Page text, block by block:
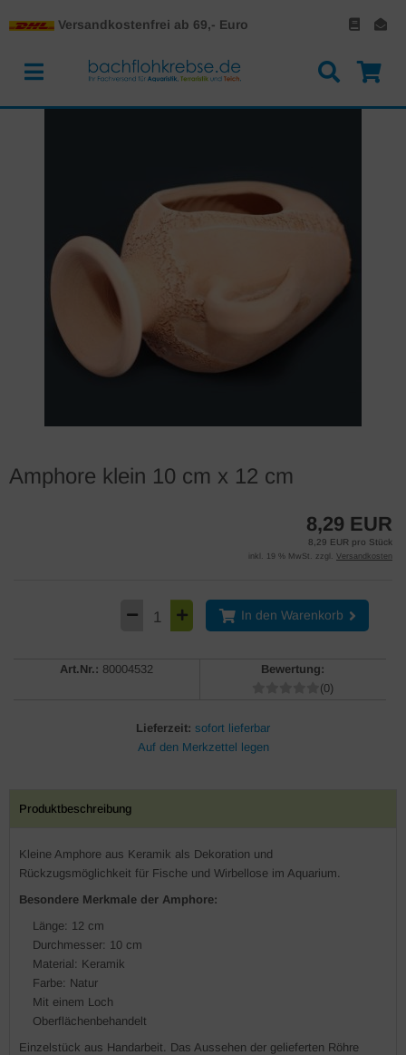
Versandkostenfrei ab 69,- Euro
Amphore klein 10 cm x 12 cm
8,29 EUR
8,29 EUR pro Stück
inkl. 19 % MwSt. zzgl. Versandkosten
In den Warenkorb
Art.Nr.: 80004532
Bewertung:
(0)
Lieferzeit: sofort lieferbar
Produktbeschreibung
Kleine Amphore aus Keramik als Dekoration und
Rückzugsmöglichkeit für Fische und Wirbellose im Aquarium.
Besondere Merkmale der Amphore:
Länge: 12 cm
Durchmesser: 10 cm
Material: Keramik
Farbe: Natur
Mit einem Loch
Oberflächenbehandelt
Einzelstück aus Handarbeit. Das Aussehen der gelieferten Röhre